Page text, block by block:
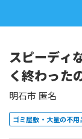
スピーディ
く終わった
明石市 匿名
ゴミ屋敷・大量の不用